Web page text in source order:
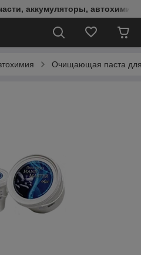
аккумуляторы, автохимия,
Очищающая паста для